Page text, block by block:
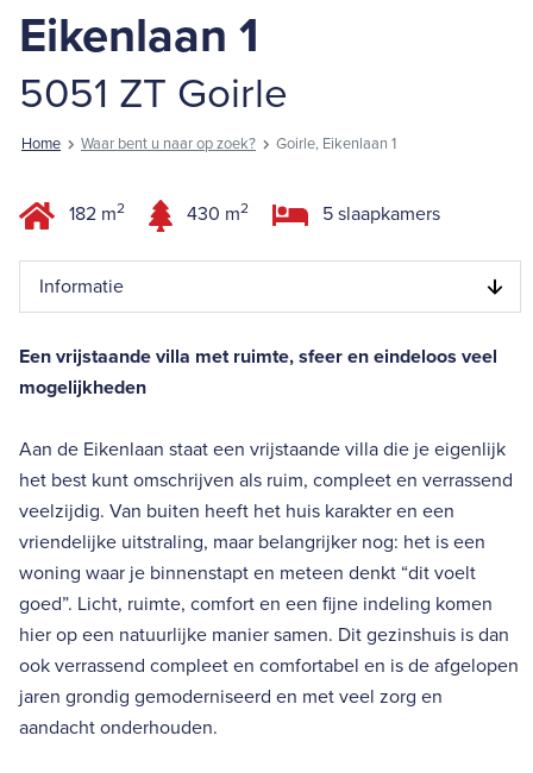
Eikenlaan 1
5051 ZT Goirle
Home Waar bent u naar op zoek? Goirle, Eikenlaan 1
182 m2 430 m2 5 slaapkamers
Informatie
Een vrijstaande villa met ruimte, sfeer en eindeloos veel
mogelijkheden
Aan de Eikenlaan staat een vrijstaande villa die je eigenlijk
het best kunt omschrijven als ruim, compleet en verrassend
veelzijdig. Van buiten heeft het huis karakter en een
vriendelijke uitstraling, maar belangrijker nog: het is een
woning waar je binnenstapt en meteen denkt “dit voelt
goed”. Licht, ruimte, comfort en een fijne indeling komen
hier op een natuurlijke manier samen. Dit gezinshuis is dan
ook verrassend compleet en comfortabel en is de afgelopen
jaren grondig gemoderniseerd en met veel zorg en
aandacht onderhouden.